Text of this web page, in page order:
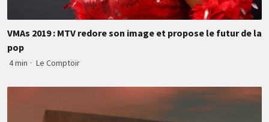
VMAs 2019 : MTV redore son image et propose le futur de la
pop
4 min · Le Comptoir